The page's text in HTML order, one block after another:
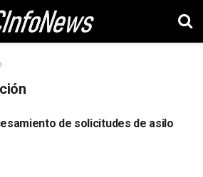
de solicitudes de asilo